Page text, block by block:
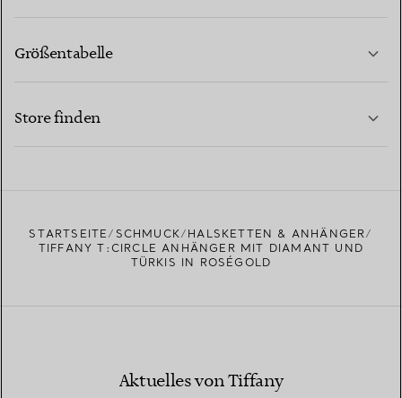
Größentabelle
Store finden
STARTSEITE SCHMUCK
HALSKETTEN & ANHÄNGER
TIFFANY T:CIRCLE ANHÄNGER MIT DIAMANT UND
TÜRKIS IN ROSÉGOLD
Aktuelles von Tiffany